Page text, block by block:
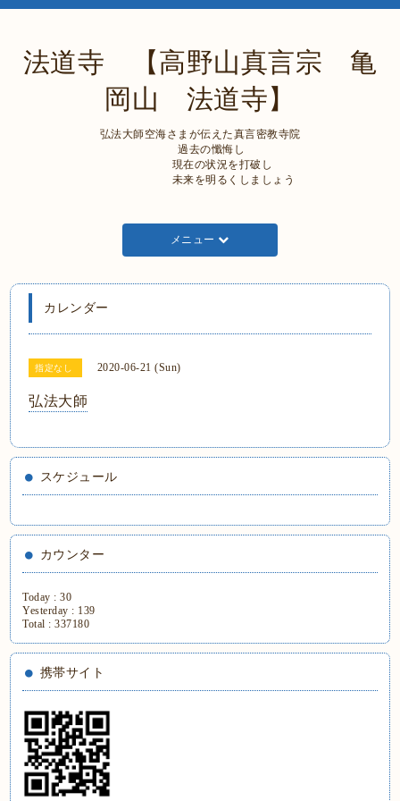
法道寺 【高野山真言宗 亀
岡山 法道寺】
弘法大師空海さまが伝えた真言密教寺院
過去の懺悔し
現在の状況を打破し
未来を明るくしましょう
メニュー
カレンダー
指定なし 2020-06-21 (Sun)
弘法大師
スケジュール
カウンター
Today :30
Yesterday : 139
Total :337180
携帯サイト